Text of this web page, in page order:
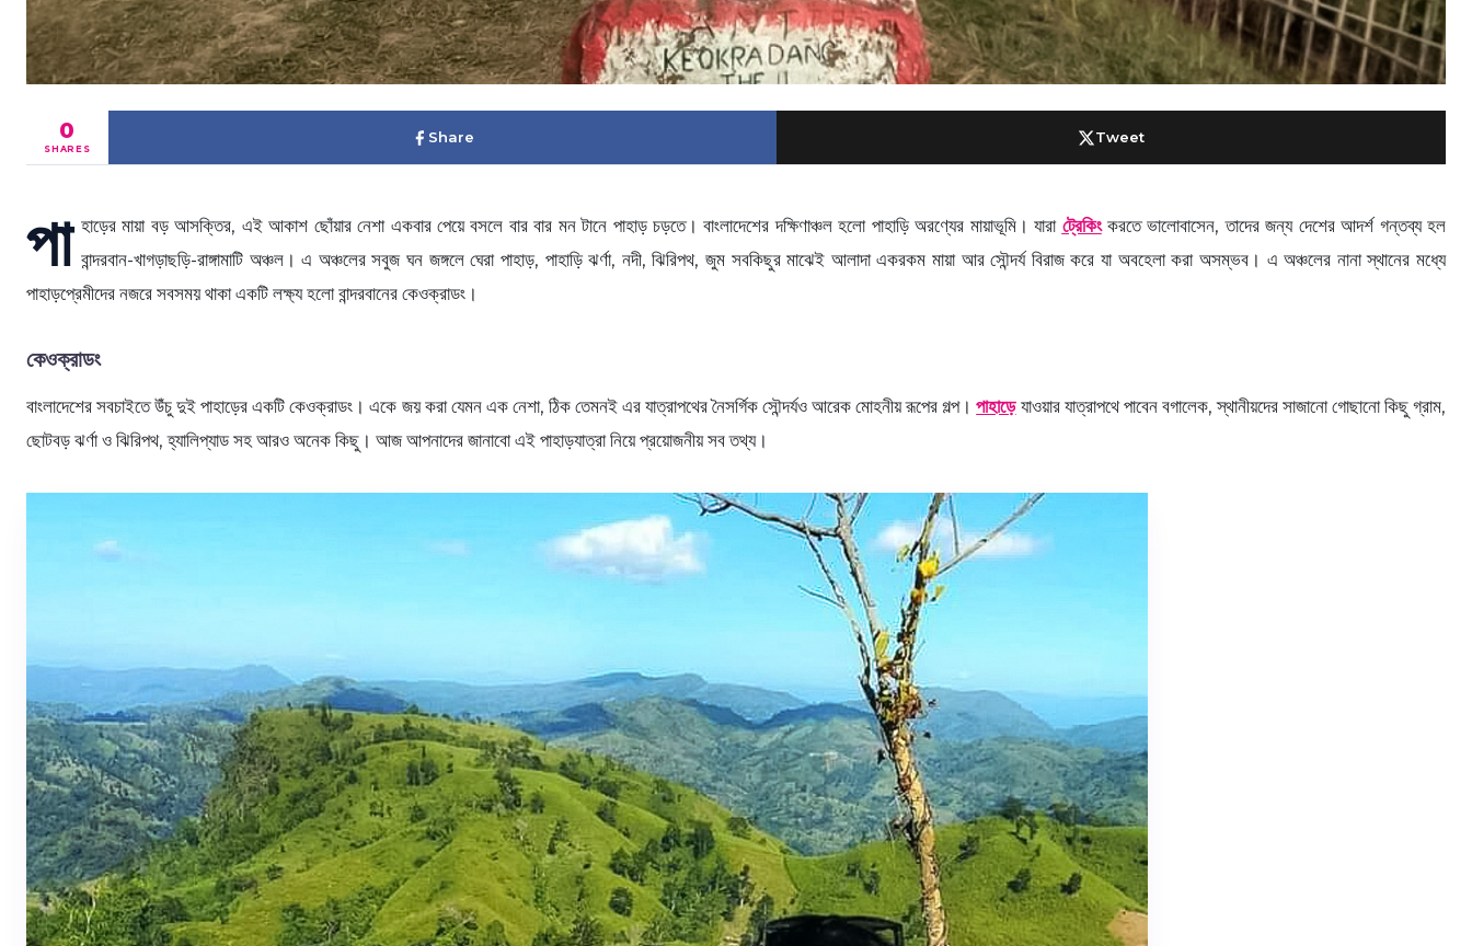
0
SHARES
Share Tweet
পা হাড়ের মায়া বড় আসক্তির, এই আকাশ ছোঁয়ার নেশা একবার পেয়ে বসলে বার বার মন টানে পাহাড় চড়তে। বাংলাদেশের দক্ষিণাঞ্চল হলো পাহাড়ি অরণ্যের মায়াভূমি। যারা ট্রেকিংকরতে ভালোবাসেন, তাদের জন্য দেশের আদর্শ গন্তব্য হল
বান্দরবান-খাগড়াছড়ি-রাঙ্গামাটি অঞ্চল। এ অঞ্চলের সবুজ ঘন জঙ্গলে ঘেরা পাহাড়, পাহাড়ি ঝর্ণা, নদী, ঝিরিপথ, জুম সবকিছুর মাঝেই আলাদা একরকম মায়া আর সৌন্দর্য বিরাজ করে যা অবহেলা করা অসম্ভব। এ অঞ্চলের নানা স্থানের মধ্যে
পাহাড়প্রেমীদের নজরে সবসময় থাকা একটি লক্ষ্য হলো বান্দরবানের কেওক্রাডং।
কেওক্রাডং
বাংলাদেশের সবচাইতে উঁচু দুই পাহাড়ের একটি কেওক্রাডং। একে জয় করা যেমন এক নেশা, ঠিক তেমনই এর যাত্রাপথের নৈসর্গিক সৌন্দর্যও আরেক মোহনীয় রূপের গল্প।পাহাড়েযাওয়ার যাত্রাপথে পাবেন বগালেক, স্থানীয়দের সাজানো গোছানো কিছু গ্রাম,
ছোটবড় ঝর্ণা ও ঝিরিপথ, হ্যালিপ্যাড সহ আরও অনেক কিছু। আজ আপনাদের জানাবো এই পাহাড়যাত্রা নিয়ে প্রয়োজনীয় সব তথ্য।